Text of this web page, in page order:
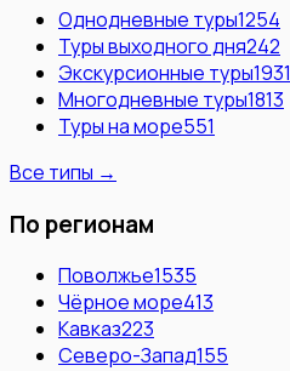
Однодневные туры1254
Туры выходного дня242
Экскурсионные туры1931
Многодневные туры1813
Туры на море551
Все типы →
По регионам
Поволжье1535
Чёрное море413
Кавказ223
Северо-Запад155